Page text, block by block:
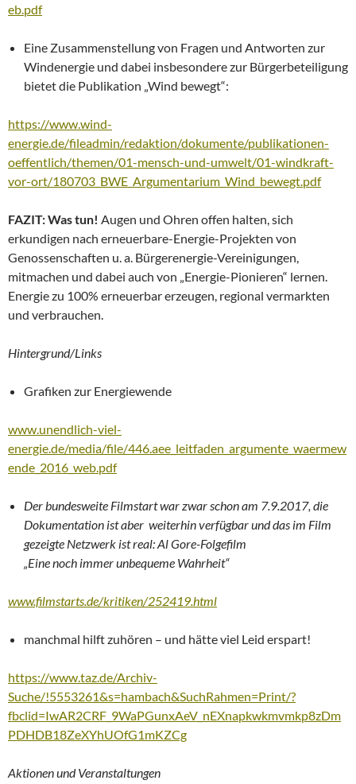
eb.pdf
Eine Zusammenstellung von Fragen und Antworten zur
Windenergie und dabei insbesondere zur Bürgerbeteiligung
bietet die Publikation „Wind bewegt“:
https://www.wind-
energie.de/fileadmin/redaktion/dokumente/publikationen-
oeffentlich/themen/01-mensch-und-umwelt/01-windkraft-
vor-ort/180703_BWE_Argumentarium_Wind_bewegt.pdf
FAZIT: Was tun! Augen und Ohren offen halten, sich
erkundigen nach erneuerbare-Energie-Projekten von
Genossenschaften u. a. Bürgerenergie-Vereinigungen,
mitmachen und dabei auch von „Energie-Pionieren“ lernen.
Energie zu 100% erneuerbar erzeugen, regional vermarkten
und verbrauchen.
Hintergrund/Links
Grafiken zur Energiewende
www.unendlich-viel-
energie.de/media/file/446.aee_leitfaden_argumente_waermew
ende_2016_web.pdf
Der bundesweite Filmstart war zwar schon am 7.9.2017, die
Dokumentation ist aber weiterhin verfügbar und das im Film
gezeigte Netzwerk ist real: Al Gore-Folgefilm
„Eine noch immer unbequeme Wahrheit“
www.filmstarts.de/kritiken/252419.html
manchmal hilft zuhören – und hätte viel Leid erspart!
https://www.taz.de/Archiv-
Suche/!5553261&s=hambach&SuchRahmen=Print/?
fbclid=IwAR2CRF_9WaPGunxAeV_nEXnapkwkmvmkp8zDm
PDHDB18ZeXYhUOfG1mKZCg
Aktionen und Veranstaltungen